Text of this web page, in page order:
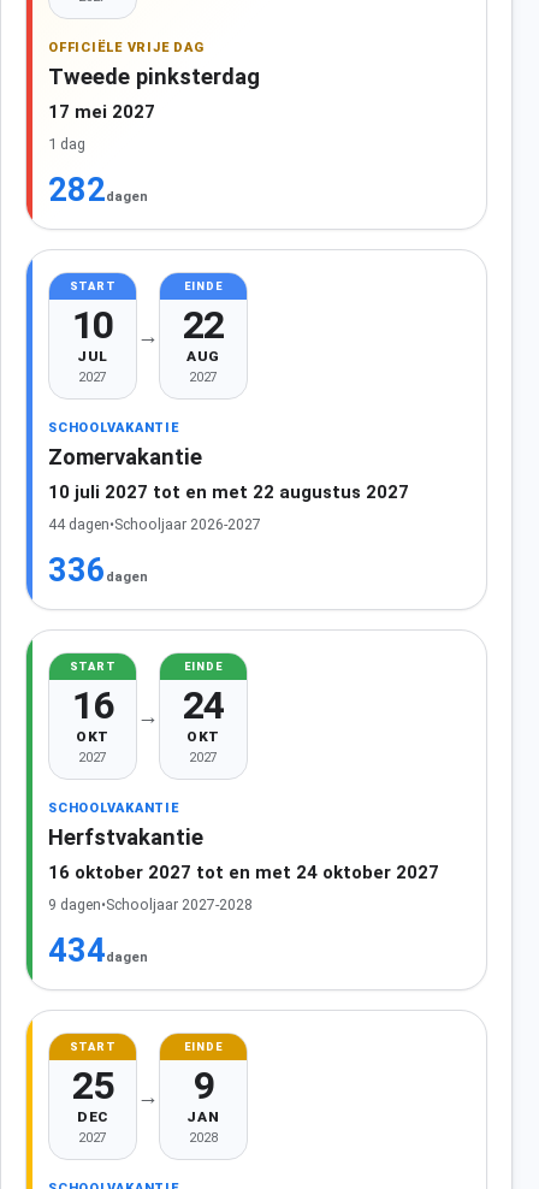
OFFICIËLE VRIJE DAG
Tweede pinksterdag
17 mei 2027
1 dag
282dagen
START
10
JUL
2027
→
EINDE
22
AUG
2027
SCHOOLVAKANTIE
Zomervakantie
10 juli 2027 tot en met 22 augustus 2027
44 dagen•Schooljaar 2026-2027
336 dagen
START
16
OKT
2027
→
EINDE
24
OKT
2027
SCHOOLVAKANTIE
Herfstvakantie
16 oktober 2027 tot en met 24 oktober 2027
9 dagen•Schooljaar 2027-2028
434dagen
START
25
DEC
2027
→
EINDE
9
JAN
2028